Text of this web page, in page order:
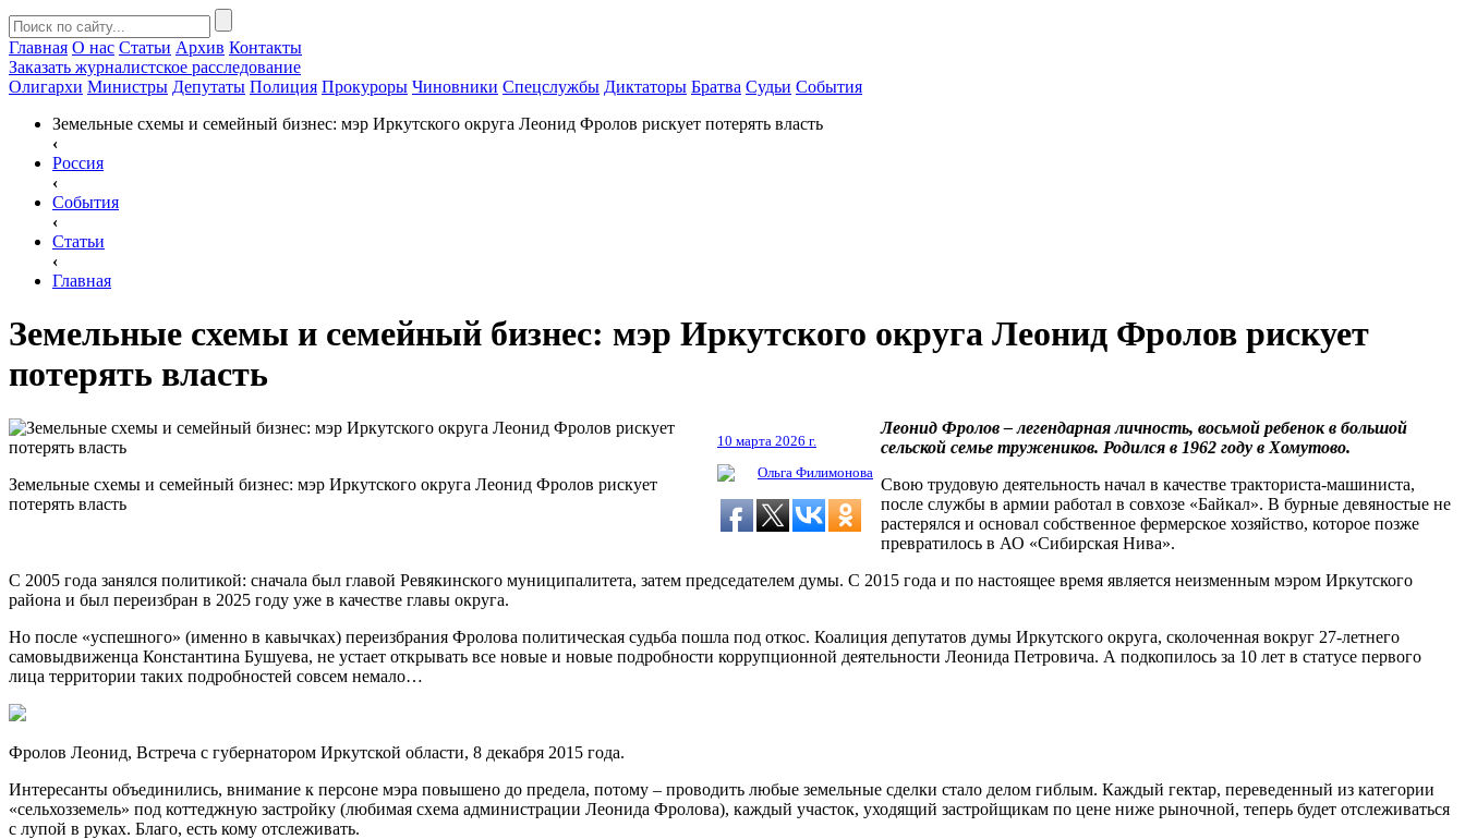
Главная О нас Статьи Архив Контакты
Заказать журналистское расследование
Олигархи Министры Депутаты Полиция Прокуроры Чиновники Спецслужбы Диктаторы Братва Судьи События
Земельные схемы и семейный бизнес: мэр Иркутского округа Леонид Фролов рискует потерять власть
‹
Россия
‹
События
‹
Статьи
‹
Главная
Земельные схемы и семейный бизнес: мэр Иркутского округа Леонид Фролов рискует
потерять власть
Земельные схемы и семейный бизнес: мэр Иркутского округа Леонид Фролов рискует
потерять власть
10 марта 2026 г.
Ольга Филимонова
Леонид Фролов – легендарная личность, восьмой ребенок в большой
сельской семье тружеников. Родился в 1962 году в Хомутово.
Свою трудовую деятельность начал в качестве тракториста-машиниста,
после службы в армии работал в совхозе «Байкал». В бурные девяностые не
растерялся и основал собственное фермерское хозяйство, которое позже
превратилось в АО «Сибирская Нива».
С 2005 года занялся политикой: сначала был главой Ревякинского муниципалитета, затем председателем думы. С 2015 года и по настоящее время является неизменным мэром Иркутского
района и был переизбран в 2025 году уже в качестве главы округа.
Но после «успешного» (именно в кавычках) переизбрания Фролова политическая судьба пошла под откос. Коалиция депутатов думы Иркутского округа, сколоченная вокруг 27-летнего
самовыдвиженца Константина Бушуева, не устает открывать все новые и новые подробности коррупционной деятельности Леонида Петровича. А подкопилось за 10 лет в статусе первого
лица территории таких подробностей совсем немало…
Фролов Леонид, Встреча с губернатором Иркутской области, 8 декабря 2015 года.
Интересанты объединились, внимание к персоне мэра повышено до предела, потому – проводить любые земельные сделки стало делом гиблым. Каждый гектар, переведенный из категории
«сельхозземель» под коттеджную застройку (любимая схема администрации Леонида Фролова), каждый участок, уходящий застройщикам по цене ниже рыночной, теперь будет отслеживаться
с лупой в руках. Благо, есть кому отслеживать.